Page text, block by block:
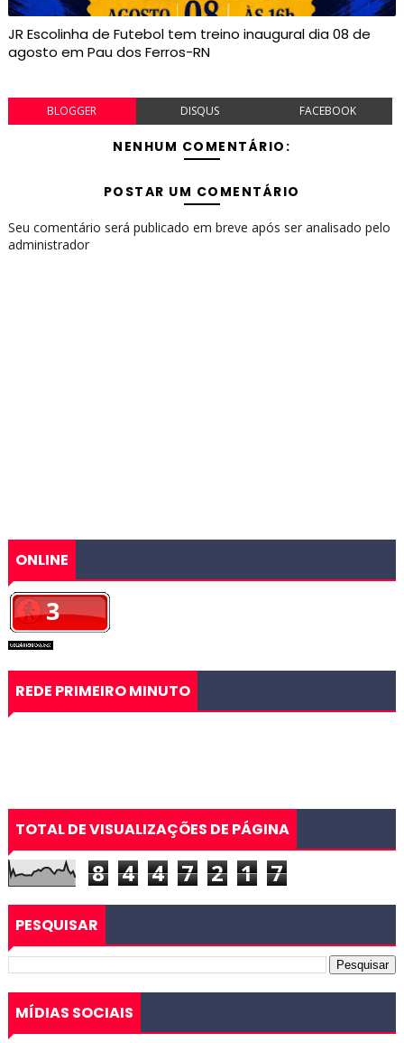
JR Escolinha de Futebol tem treino inaugural dia 08 de
agosto em Pau dos Ferros-RN
BLOGGER DISQUS FACEBOOK
NENHUM COMENTÁRIO:
POSTAR UM COMENTÁRIO
Seu comentário será publicado em breve após ser analisado pelo
administrador
ONLINE
REDE PRIMEIRO MINUTO
TOTAL DE VISUALIZAÇÕES DE PÁGINA
8 4 4 7 2 1 7
PESQUISAR
MÍDIAS SOCIAIS